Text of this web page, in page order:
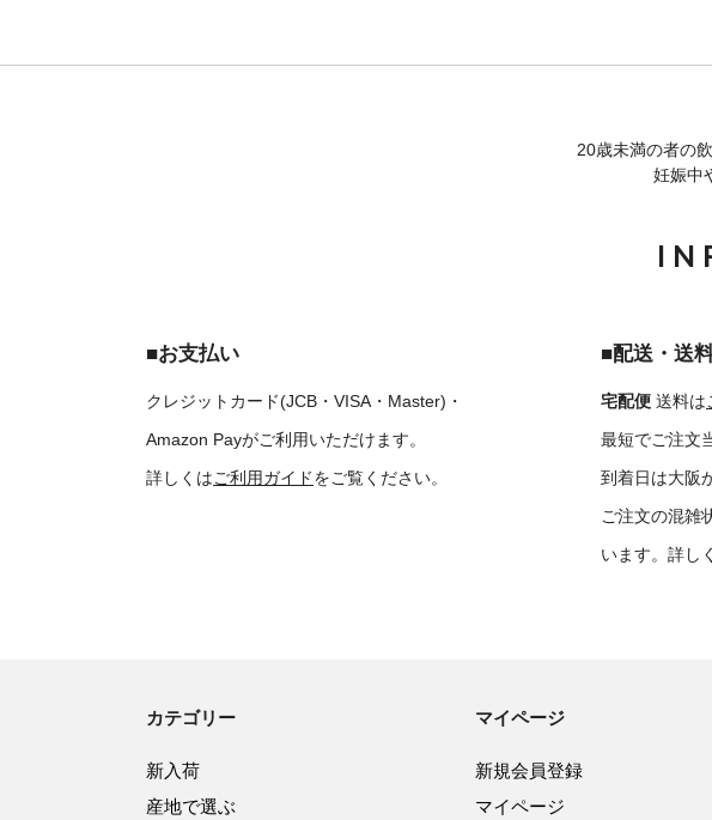
20歳未満の者の
妊娠中
■お支払い
クレジットカード(JCB・VISA・Master)・
Amazon Payがご利用いただけます。
詳しくはご利用ガイドをご覧ください。
■配送・送
宅配便 送料は
最短でご注文
到着日は大阪
ご注文の混雑
います。詳し
カテゴリー
新入荷
産地で選ぶ
マイページ
新規会員登録
マイページ